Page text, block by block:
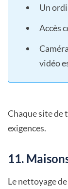
Un
Accès
vidéo
Chaque site de
exigences.
11.
Le nettoyage